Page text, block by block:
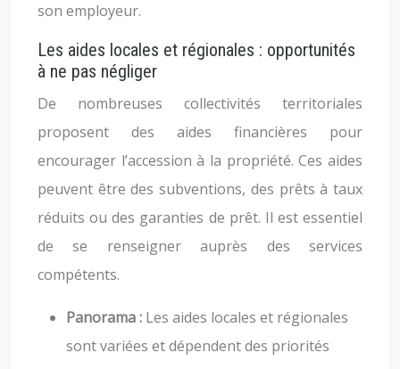
son employeur.
Les aides locales et régionales : opportunités
à ne pas négliger
De nombreuses collectivités territoriales
proposent des aides financières pour
encourager l’accession à la propriété. Ces aides
peuvent être des subventions, des prêts à taux
réduits ou des garanties de prêt. Il est essentiel
de se renseigner auprès des services
compétents.
Panorama : Les aides locales et régionales
sont variées et dépendent des priorités